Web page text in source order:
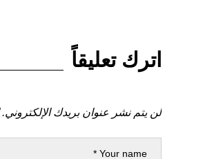
اترك تعليقاً
لن يتم نشر عنوان بريدك الإلكتروني.